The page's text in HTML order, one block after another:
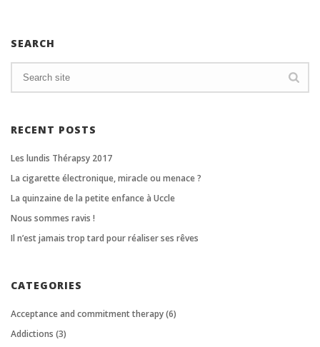
SEARCH
RECENT POSTS
Les lundis Thérapsy 2017
La cigarette électronique, miracle ou menace ?
La quinzaine de la petite enfance à Uccle
Nous sommes ravis !
Il n’est jamais trop tard pour réaliser ses rêves
CATEGORIES
Acceptance and commitment therapy(6)
Addictions (3)